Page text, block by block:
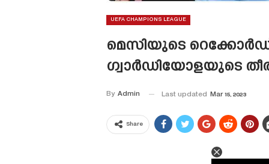
UEFA CHAMPIONS LEAGUE
മെസിയുടെ റെക്കോർഡ്
ഗ്വാർഡിയോളയുടെ
By Admin Last updated Mar 15, 2023
Share